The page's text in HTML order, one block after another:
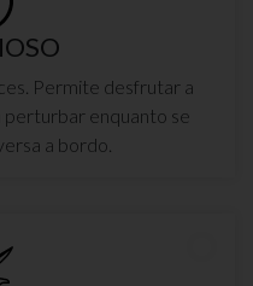
Permite desfrutar a
perturbar enquanto se
a bordo.